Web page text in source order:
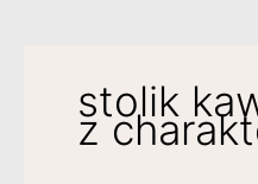
stolik
z